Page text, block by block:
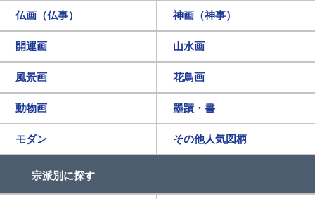
仏画（仏事） 神画（神事）
開運画 山水画
風景画 花鳥画
動物画 墨蹟・書
モダン その他人気図柄
宗派別に探す